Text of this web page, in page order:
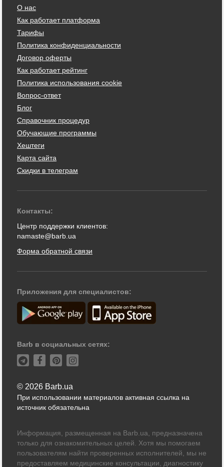
О нас
Как работает платформа
Тарифы
Политика конфиденциальности
Договор оферты
Как работает рейтинг
Политика использования cookie
Вопрос-ответ
Блог
Справочник процедур
Обучающие программы
Хештеги
Карта сайта
Скидки в телеграм
Контакты:
Центр поддержки клиентов:
namaste@barb.ua
Форма обратной связи
Приложения для специалистов:
Barb в социальных сетях:
© 2026 Barb.ua
При использовании материалов активная ссылка на
источник обязательна
Информация, размещенная на Barb.ua, предназначена
только для ознакомительных целей. Хотя мы помогаем
пользователям найти проверенных исполнителей, мы не
предоставляем медицинские консультации, диагностику